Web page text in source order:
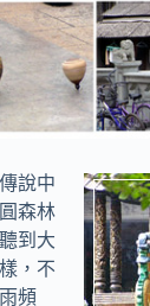
說中
森林
到大
，不
頻